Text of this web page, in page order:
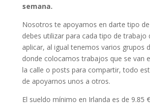
semana.
Nosotros te apoyamos en darte tipo de
debes utilizar para cada tipo de trabajo
aplicar, al igual tenemos varios grupos
donde colocamos trabajos que se van
la calle o posts para compartir, todo
de apoyarnos unos a otros.
El sueldo mínimo en Irlanda es de 9.85